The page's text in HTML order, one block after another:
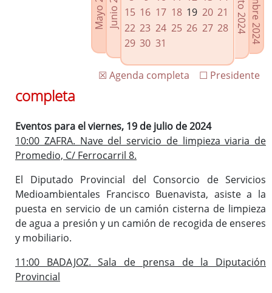
Agenda de Presidencia
Plenos provinciales y Juntas de gobierno
Oficina de Proyectos Europeos
15 16 17 18 19 20 21
22 23 24 25 26 27 28
29 30 31
☐ Presidente
☒ Agenda completa
completa
Eventos para el viernes, 19 de julio de 2024
10:00 ZAFRA. Nave del servicio de limpieza viaria de
Promedio, C/ Ferrocarril 8.
El Diputado Provincial del Consorcio de Servicios
Medioambientales Francisco Buenavista, asiste a la
puesta en servicio de un camión cisterna de limpieza
de agua a presión y un camión de recogida de enseres
y mobiliario.
11:00 BADAJOZ. Sala de prensa de la Diputación
Provincial